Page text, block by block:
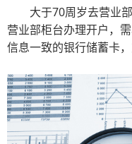
大于70周岁去营业
营业部柜台办理开户，
信息一致的银行储蓄卡